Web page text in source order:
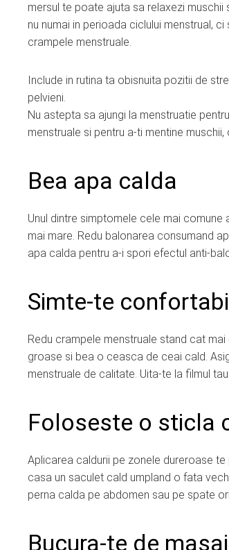
mersul te poate ajuta sa relaxezi
nu numai in perioada ciclului menstrual,
crampele menstruale.
Include in rutina ta obisnuita pozitii de
pelvieni.
Nu astepta sa ajungi la menstruatie
menstruale si pentru a-ti mentine
Bea apa calda
Unul dintre simptomele cele mai
mai mare. Redu balonarea consumand
apa calda pentru a-i spori efectul anti-
Simte-te
Redu crampele menstruale stand cat
groase si bea o ceasca de ceai cald.
menstruale de calitate. Uita-te la filmul
Foloseste o sticla
Aplicarea caldurii pe zonele dureroase
casa un saculet cald umpland o fata
perna calda pe abdomen sau pe spate
Bucura-te de masaj